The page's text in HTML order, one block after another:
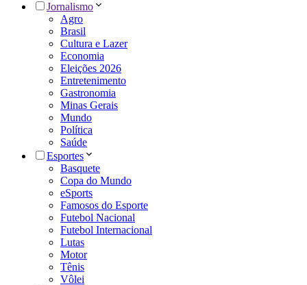
Jornalismo
Agro
Brasil
Cultura e Lazer
Economia
Eleições 2026
Entretenimento
Gastronomia
Minas Gerais
Mundo
Política
Saúde
Esportes
Basquete
Copa do Mundo
eSports
Famosos do Esporte
Futebol Nacional
Futebol Internacional
Lutas
Motor
Tênis
Vôlei